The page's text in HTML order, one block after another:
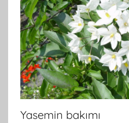
Yasemin bakımı